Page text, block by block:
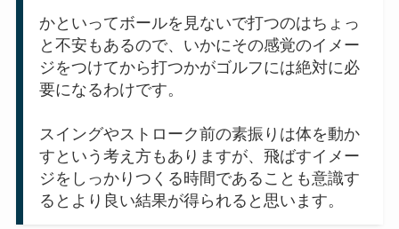
かといってボールを見ないで打つのはちょっ
と不安もあるので、いかにその感覚のイメー
ジをつけてから打つかがゴルフには絶対に必
要になるわけです。
スイングやストローク前の素振りは体を動か
すという考え方もありますが、飛ばすイメー
ジをしっかりつくる時間であることも意識す
るとより良い結果が得られると思います。